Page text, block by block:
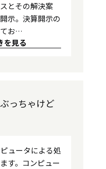
とその解決案
示。決算開示の
てお…
を見る
っちゃけど
ュータによる処
す。コンピュー